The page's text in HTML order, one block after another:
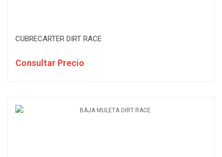
CUBRECARTER DIRT RACE
Consultar Precio